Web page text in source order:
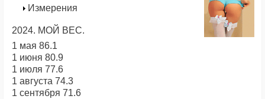
Измерения
2024. МОЙ ВЕС.
1 мая 86.1
1 июня 80.9
1 июля 77.6
1 августа 74.3
1 сентября 71.6